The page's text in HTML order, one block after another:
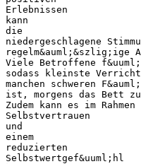
Erlebnissen
kann
die
niedergeschlagene
regelm&auml;&szlig;ige
Viele Betroffene
sodass kleinste
manchen schweren
ist, morgens das Bett
Zudem kann es im
Selbstvertrauen
und
einem
reduzierten
Selbstwertgef&uuml;hl